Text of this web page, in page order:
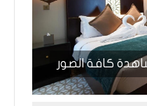
كافة الصور